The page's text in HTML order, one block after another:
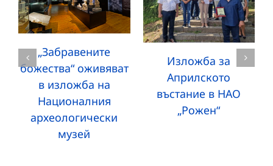
„Забравените
божества“ оживяват
в изложба на
Националния
археологически
музей
Изложба за
Априлското
въстание в НАО
„Рожен“